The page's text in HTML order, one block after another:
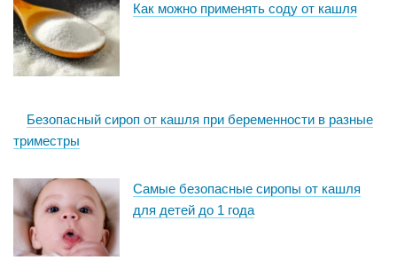
Как можно применять соду от кашля
Безопасный сироп от кашля при беременности в разные
триместры
Самые безопасные сиропы от кашля
для детей до 1 года